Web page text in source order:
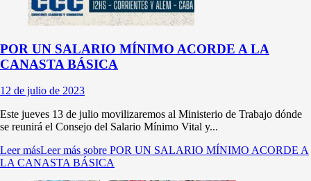
POR UN SALARIO MÍNIMO ACORDE A LA
CANASTA BÁSICA
12 de julio de 2023
Este jueves 13 de julio movilizaremos al Ministerio de Trabajo dónde
se reunirá el Consejo del Salario Mínimo Vital y...
Leer másLeer más sobre POR UN SALARIO MÍNIMO ACORDE A
LA CANASTA BÁSICA